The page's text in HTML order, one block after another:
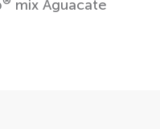
mix Aguacate